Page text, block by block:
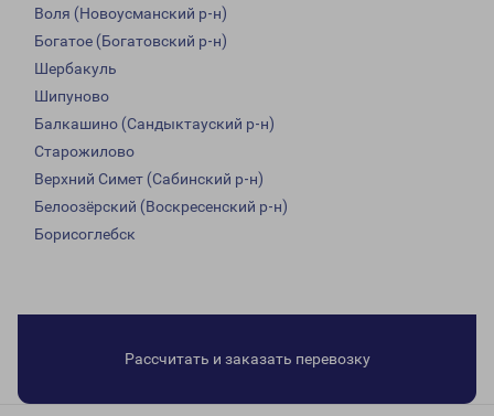
Воля (Новоусманский р-н)
Богатое (Богатовский р-н)
Шербакуль
Шипуново
Балкашино (Сандыктауский р-н)
Старожилово
Верхний Симет (Сабинский р-н)
Белоозёрский (Воскресенский р-н)
Борисоглебск
Рассчитать и заказать перевозку